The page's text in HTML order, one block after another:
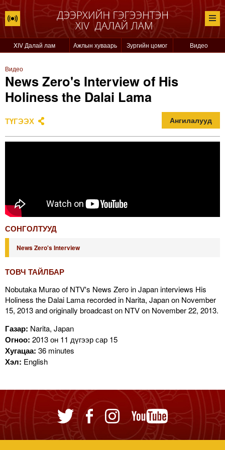
XIV Далай лам Ажлын хуваарь Зургийн цомог Видео
Видео
News Zero's Interview of His
Holiness the Dalai Lama
ТҮГЭЭХ Ангилалууд
СОНГОЛТУУД
News Zero's Interview
ТОВЧ ТАЙЛБАР
Nobutaka Murao of NTV's News Zero in Japan interviews His
Holiness the Dalai Lama recorded in Narita, Japan on November
15, 2013 and originally broadcast on NTV on November 22, 2013.
Газар: Narita, Japan
Огноо: 2013 он 11 дүгээр сар 15
Хугацаа: 36 minutes
Хэл: English